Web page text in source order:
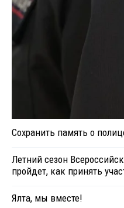
Сохранить память о
Летний сезон
пройдет, как принять
Ялта, мы вместе!